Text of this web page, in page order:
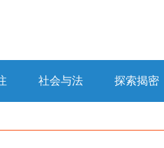
社会与法 探索揭密